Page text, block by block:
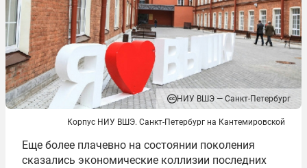
НИУ ВШЭ — Санкт-Петербург
Корпус НИУ ВШЭ. Санкт-Петербург на Кантемировской
Еще более плачевно на состоянии поколения
сказались экономические коллизии последних